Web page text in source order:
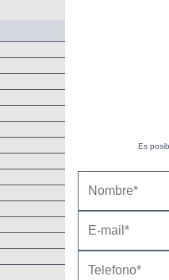
Es
Elementos